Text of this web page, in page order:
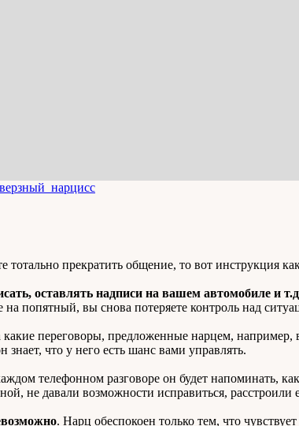
прекратить общение, то вот инструкция
оставлять надписи на вашем автомобиле и
попятный, вы снова потеряете контроль над
переговоры, предложенные нарцем, например,
знает, что у него есть шанс вами управлять.
телефонном разговоре он будет напоминать,
не давали возможности исправиться, расстроили
. Нарц обеспокоен только тем, что